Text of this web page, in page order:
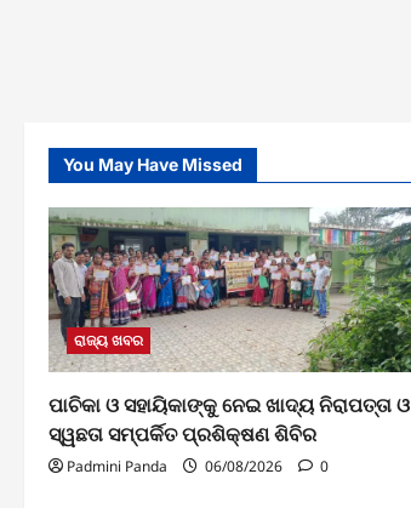
You May Have Missed
ରାଜ୍ୟ ଖବର
ପାଚିକା ଓ ସହାୟିକାଙ୍କୁ ନେଇ ଖାଦ୍ୟ ନିରାପତ୍ତା ଓ
ସ୍ୱଛତା ସମ୍ପର୍କିତ ପ୍ରଶିକ୍ଷଣ ଶିବିର
Padmini Panda 06/08/2026 0